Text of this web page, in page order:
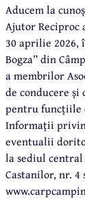
Aducem la
Ajutor Reciproc
30 aprilie 2026,
Bogza” din
a membrilor
de conducere
pentru funcțiile
Informații
eventualii
la sediul central
Castanilor, nr. 4